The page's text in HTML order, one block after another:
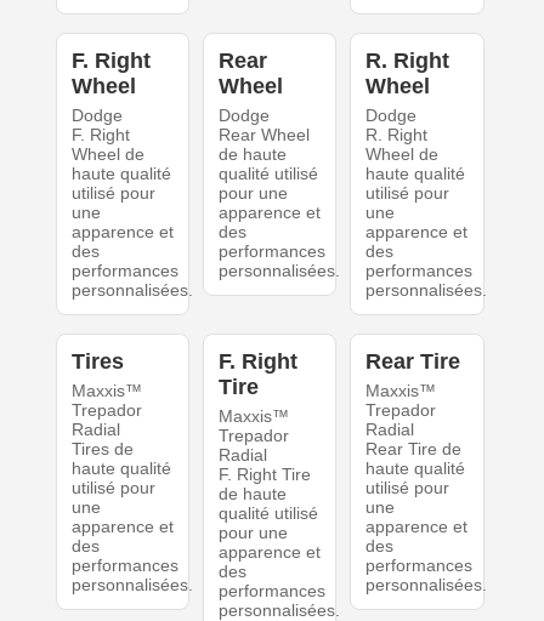
F. Right
Wheel
Dodge
F. Right
Wheel de
haute qualité
utilisé pour
une
apparence et
des
performances
personnalisées.
Rear
Wheel
Dodge
Rear Wheel
de haute
qualité utilisé
pour une
apparence et
des
performances
personnalisées.
R. Right
Wheel
Dodge
R. Right
Wheel de
haute qualité
utilisé pour
une
apparence et
des
performances
personnalisées.
Tires
Maxxis™
Trepador
Radial
Tires de
haute qualité
utilisé pour
une
apparence et
des
performances
personnalisées.
F. Right
Tire
Maxxis™
Trepador
Radial
F. Right Tire
de haute
qualité utilisé
pour une
apparence et
des
performances
personnalisées.
Rear Tire
Maxxis™
Trepador
Radial
Rear Tire de
haute qualité
utilisé pour
une
apparence et
des
performances
personnalisées.